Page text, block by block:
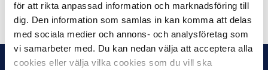
för att rikta anpassad information och marknadsföring till
dig. Den information som samlas in kan komma att delas
med sociala medier och annons- och analysföretag som
vi samarbeter med. Du kan nedan välja att acceptera alla
cookies eller välja vilka cookies som du vill ska
Dela på Facebook Dela på Twitter